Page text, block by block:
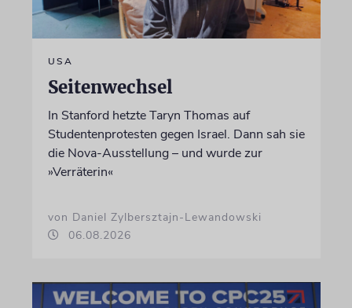
USA
Seitenwechsel
In Stanford hetzte Taryn Thomas auf
Studentenprotesten gegen Israel. Dann sah sie
die Nova-Ausstellung – und wurde zur
»Verräterin«
von Daniel Zylbersztajn-Lewandowski
06.08.2026